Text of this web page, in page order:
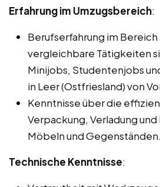
Erfahrung im Umzugsbereich:
Berufserfahrung im
vergleichbare Tätigkeiten
Minijobs, Studentenjobs
in Leer (Ostfriesland) von
Kenntnisse über die
Verpackung, Verladung
Möbeln und Gegenständen.
Technische Kenntnisse: